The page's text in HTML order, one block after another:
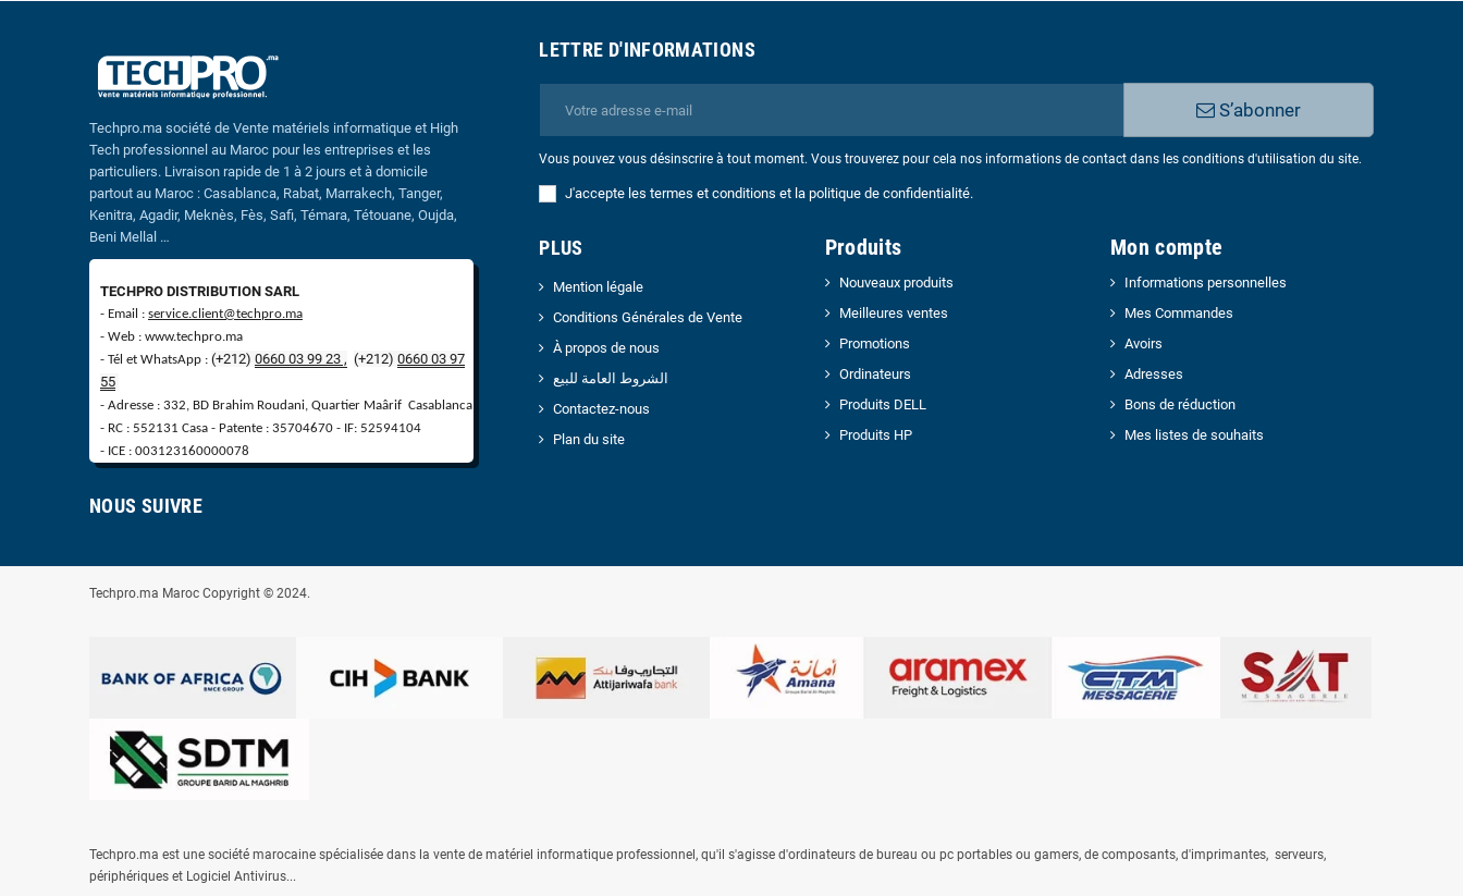
Techpro.ma société de Vente matériels informatique et High
Tech professionnel au Maroc pour les entreprises et les
particuliers. Livraison rapide de 1 à 2 jours et à domicile
partout au Maroc : Casablanca, Rabat, Marrakech, Tanger,
Kenitra, Agadir, Meknès, Fès, Safi, Témara, Tétouane, Oujda,
Beni Mellal …
TECHPRO DISTRIBUTION SARL
- Email : service.client@techpro.ma
- Web : www.techpro.ma
- Tél et WhatsApp : (+212) 0660 03 99 23 , (+212) 0660 03 97
55
- Adresse : 332, BD Brahim Roudani, Quartier Maârif Casablanca
- RC : 552131 Casa - Patente : 35704670 - IF: 52594104
- ICE : 003123160000078
NOUS SUIVRE
LETTRE D'INFORMATIONS
S’abonner
Vous pouvez vous désinscrire à tout moment. Vous trouverez pour cela nos informations de contact dans les conditions d'utilisation du site.
J'accepte les termes et conditions et la politique de confidentialité.
PLUS
Mention légale
Conditions Générales de Vente
À propos de nous
الشروط العامة للبيع
Contactez-nous
Plan du site
Produits
Nouveaux produits
Meilleures ventes
Promotions
Ordinateurs
Produits DELL
Produits HP
Mon compte
Informations personnelles
Mes Commandes
Avoirs
Adresses
Bons de réduction
Mes listes de souhaits
Techpro.ma Maroc Copyright © 2024.
Techpro.ma est une société marocaine spécialisée dans la vente de matériel informatique professionnel, qu'il s'agisse d'ordinateurs de bureau ou pc portables ou gamers, de composants, d'imprimantes, serveurs,
périphériques et Logiciel Antivirus...